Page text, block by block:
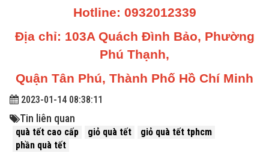
Hotline: 0932012339
Địa chỉ: 103A Quách Đình Bảo, Phường
Phú Thạnh,
Quận Tân Phú, Thành Phố Hồ Chí Minh
2023-01-14 08:38:11
quà tết cao cấp giỏ quà tết
giỏ quà tết tphcm
phần quà tết
Tin liên quan